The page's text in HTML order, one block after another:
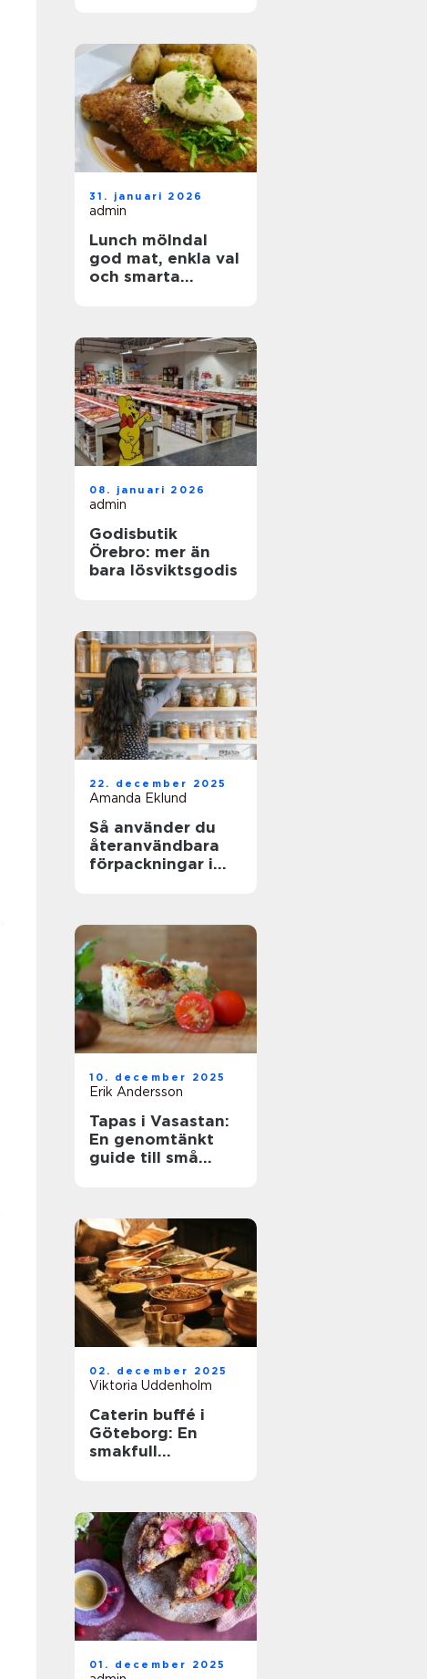
31. januari 2026
admin
Lunch mölndal
god mat, enkla val
och smarta
08. januari 2026
admin
Godisbutik
Örebro: mer än
bara lösviktsgodis
22. december 2025
Amanda Eklund
Så använder du
återanvändbara
förpackningar i
10. december 2025
Erik Andersson
Tapas i Vasastan:
En genomtänkt
guide till små
02. december 2025
Viktoria Uddenholm
Caterin buffé i
Göteborg: En
smakfull
01. december 2025